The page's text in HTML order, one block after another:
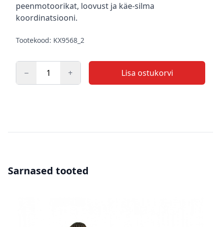
peenmotoorikat, loovust ja käe-silma
koordinatsiooni.
Tootekood: KX9568_2
− + Lisa ostukorvi
Sarnased tooted